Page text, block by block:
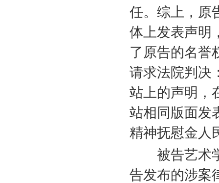
任。综上，原
体上发表声明
了原告的名誉
请求法院判决
站上的声明，
站相同版面发
精神抚慰金人
被告艺术学
告发布的涉案